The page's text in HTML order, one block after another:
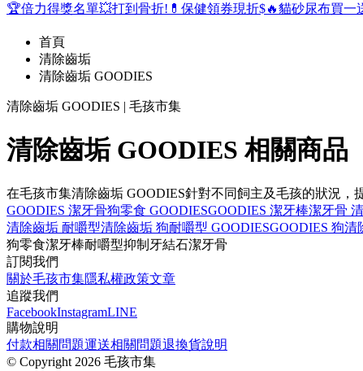
🏆倍力得獎名單💥打到骨折! 💊保健領券現折$🔥貓砂尿布買一
首頁
清除齒垢
清除齒垢 GOODIES
清除齒垢 GOODIES | 毛孩市集
清除齒垢 GOODIES 相關商品
在毛孩市集清除齒垢 GOODIES針對不同飼主及毛孩的狀況
GOODIES 潔牙骨狗零食 GOODIESGOODIES 潔牙棒潔牙骨
清除齒垢 耐嚼型清除齒垢 狗耐嚼型 GOODIESGOODIES 狗清
狗零食潔牙棒耐嚼型抑制牙結石潔牙骨
訂閱我們
關於毛孩市集隱私權政策文章
追蹤我們
FacebookInstagramLINE
購物說明
付款相關問題運送相關問題退換貨說明
© Copyright 2026 毛孩市集